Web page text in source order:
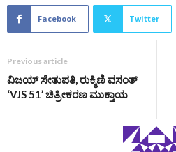
Facebook Twitter
Previous article
ವಿಜಯ್ ಸೇತುಪತಿ, ರುಕ್ಮಿಣಿ ವಸಂತ್
‘VJS 51’ ಚಿತ್ರೀಕರಣ ಮುಕ್ತಾಯ